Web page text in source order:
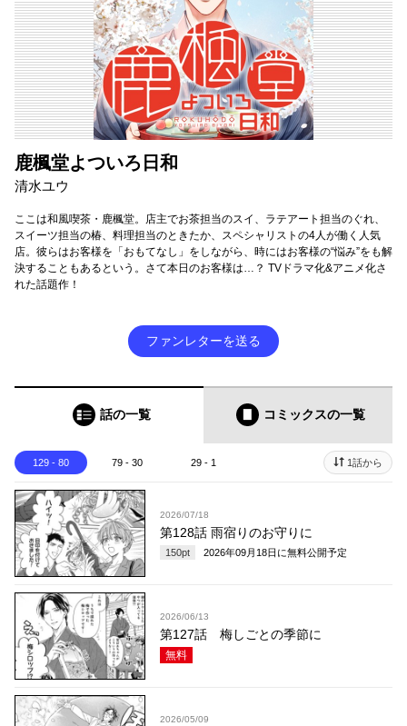
鹿楓堂よついろ日和
清水ユウ
ここは和風喫茶・鹿楓堂。店主でお茶担当のスイ、ラテアート担当のぐれ、
スイーツ担当の椿、料理担当のときたか、スペシャリストの4人が働く人気
店。彼らはお客様を「おもてなし」をしながら、時にはお客様の“悩み”をも解
決することもあるという。さて本日のお客様は…？ TVドラマ化&アニメ化さ
れた話題作！
ファンレターを送る
話の一覧 コミックスの一覧
129 - 80 79 - 30 29 - 1 1話から
2026/07/18
第128話 雨宿りのお守りに
150pt 2026年09月18日 に無料公開予定
2026/06/13
第127話 梅しごとの季節に
無料
2026/05/09